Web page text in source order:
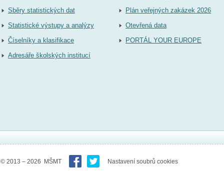
Sběry statistických dat
Statistické výstupy a analýzy
Číselníky a klasifikace
Adresáře školských institucí
Plán veřejných zakázek 2026
Otevřená data
PORTÁL YOUR EUROPE
© 2013 – 2026 MŠMT Nastavení soubrů cookies